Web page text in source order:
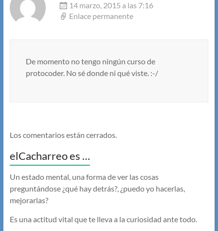
14 marzo, 2015 a las 7:16
Enlace permanente
De momento no tengo ningún curso de
protocoder. No sé donde ni qué viste. :-/
Los comentarios están cerrados.
elCacharreo es …
Un estado mental, una forma de ver las cosas
preguntándose ¿qué hay detrás?, ¿puedo yo hacerlas,
mejorarlas?
Es una actitud vital que te lleva a la curiosidad ante todo.